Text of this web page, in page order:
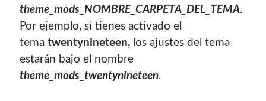
Si deseas vender publicidad en tu propio blog o página
web, te recomiendo usarSeeding UP, buen servicio para
monetizar tu página.
theme_mods_NOMBRE_CARPETA_DEL_TEMA.
Por ejemplo, si tienes activado el
tematwentynineteen, los ajustes del tema
estarán bajo el nombre
theme_mods_twentynineteen.